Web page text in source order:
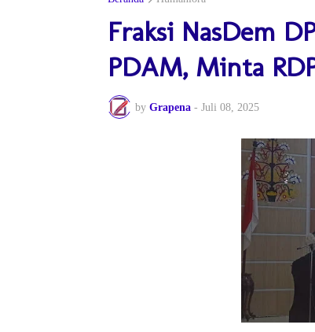
Fraksi NasDem
PDAM, Minta
by Grapena - Juli 08, 2025